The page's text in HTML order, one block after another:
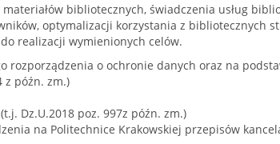
bibliotecznych, świadczenia usług
optymalizacji korzystania z bibliotecznych
realizacji wymienionych celów.
rozporządzenia o ochronie danych oraz na
z późn. zm.)
Dz.U.2018 poz. 997z późn. zm.)
na Politechnice Krakowskiej przepisów